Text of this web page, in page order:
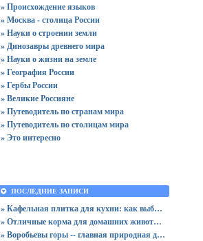
» Происхождение языков
» Москва - столица России
» Науки о строении земли
» Динозавры древнего мира
» Науки о жизни на земле
» География России
» Гербы России
» Великие Россияне
» Путеводитель по странам мира
» Путеводитель по столицам мира
» Это интересно
ПОСЛЕДНИЕ ЗАПИСИ
» Кафельная плитка для кухни: как выбрать практичную отделку
» Отличные корма для домашних животных
» Воробьевы горы -- главная природная достопримечательность Москвы